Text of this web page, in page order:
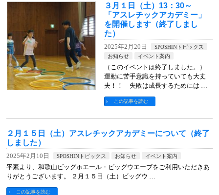
３月１日（土）13：30～
「アスレチックアカデミー」
を開催します（終了しまし
た）
2025年2月20日
SPOSHINトピックス
お知らせ
イベント案内
（このイベントは終了しました。）
運動に苦手意識を持っていても大丈
夫！！ 失敗は成長するためには …
この記事を読む
２月１５日（土）アスレチックアカデミーについて（終了
しました）
2025年2月10日 SPOSHINトピックス お知らせ イベント案内
平素より、和歌山ビッグホエール・ビッグウエーブをご利用いただきあ
りがとうございます。 ２月１５日（土）ビッグウ …
この記事を読む